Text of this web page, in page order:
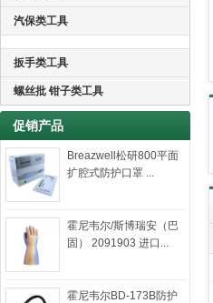
汽保类工具
扳手类工具
螺丝批 钳子类工具
促销产品
Breazwell松研800平面
扩腔式防护口罩 ...
霍尼韦尔/斯博瑞安（巴
固） 2091903 进口...
霍尼韦尔BD-173B防护
双密度PU安全鞋